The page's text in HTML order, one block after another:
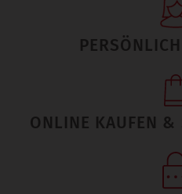
ONLINE KAUFEN &